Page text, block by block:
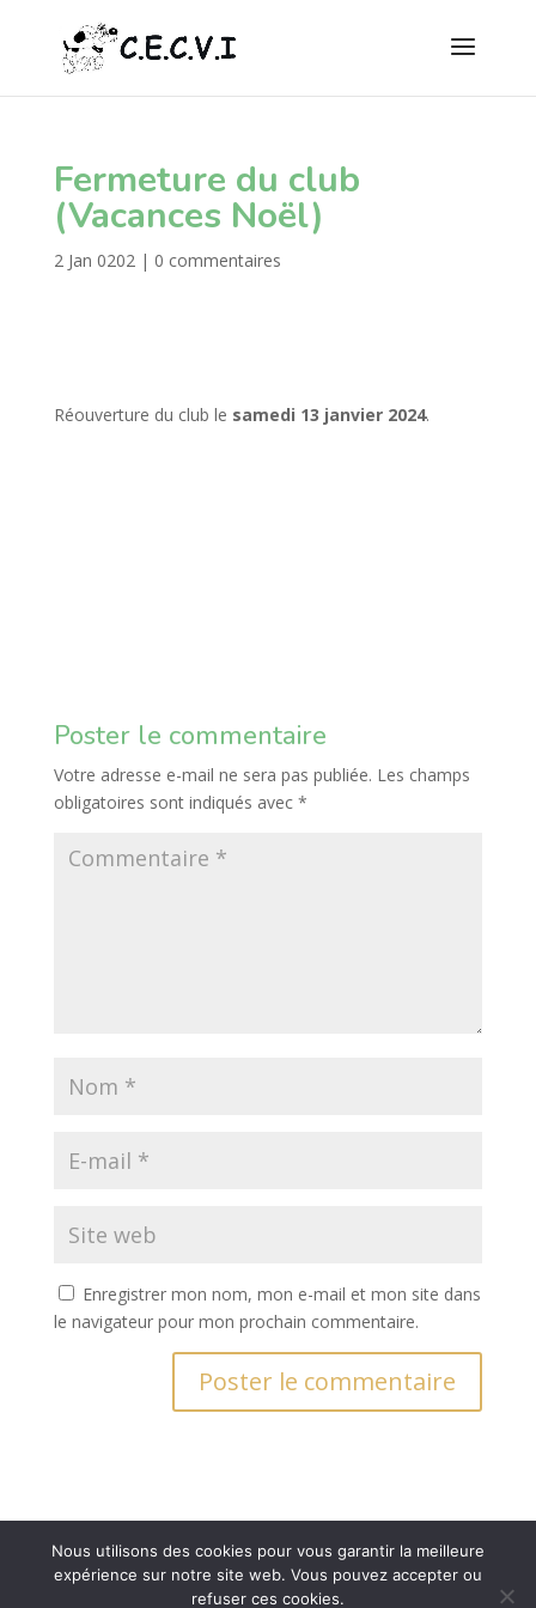
Fermeture du club
(Vacances Noël)
2 Jan 0202| 0 commentaires
Réouverture du club le samedi 13 janvier 2024.
Poster le commentaire
Votre adresse e-mail ne sera pas publiée. Les champs
obligatoires sont indiqués avec *
Enregistrer mon nom, mon e-mail et mon site dans
le navigateur pour mon prochain commentaire.
Réalisation444 Communication - ©2026• Crédits
Nous utilisons des cookies pour vous garantir la meilleure
expérience sur notre site web. Vous pouvez accepter ou
refuser ces cookies.